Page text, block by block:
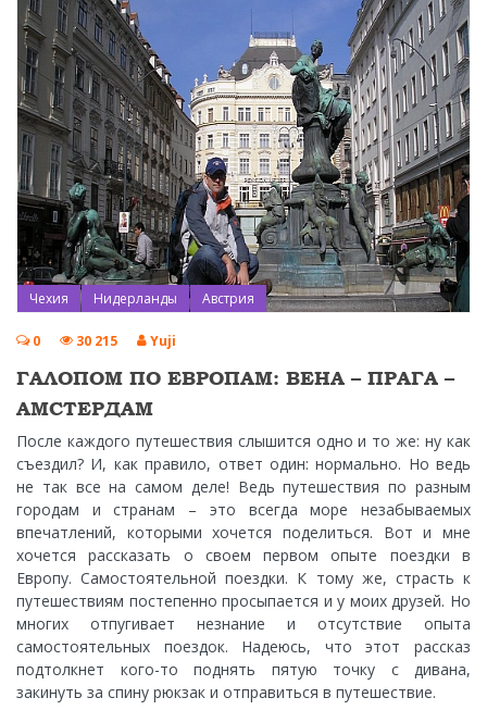
Чехия Нидерланды Австрия
0 30 215 Yuji
ГАЛОПОМ ПО ЕВРОПАМ: ВЕНА – ПРАГА –
АМСТЕРДАМ
После каждого путешествия слышится одно и то же: ну как
съездил? И, как правило, ответ один: нормально. Но ведь
не так все на самом деле! Ведь путешествия по разным
городам и странам – это всегда море незабываемых
впечатлений, которыми хочется поделиться. Вот и мне
хочется рассказать о своем первом опыте поездки в
Европу. Самостоятельной поездки. К тому же, страсть к
путешествиям постепенно просыпается и у моих друзей. Но
многих отпугивает незнание и отсутствие опыта
самостоятельных поездок. Надеюсь, что этот рассказ
подтолкнет кого-то поднять пятую точку с дивана,
закинуть за спину рюкзак и отправиться в путешествие.